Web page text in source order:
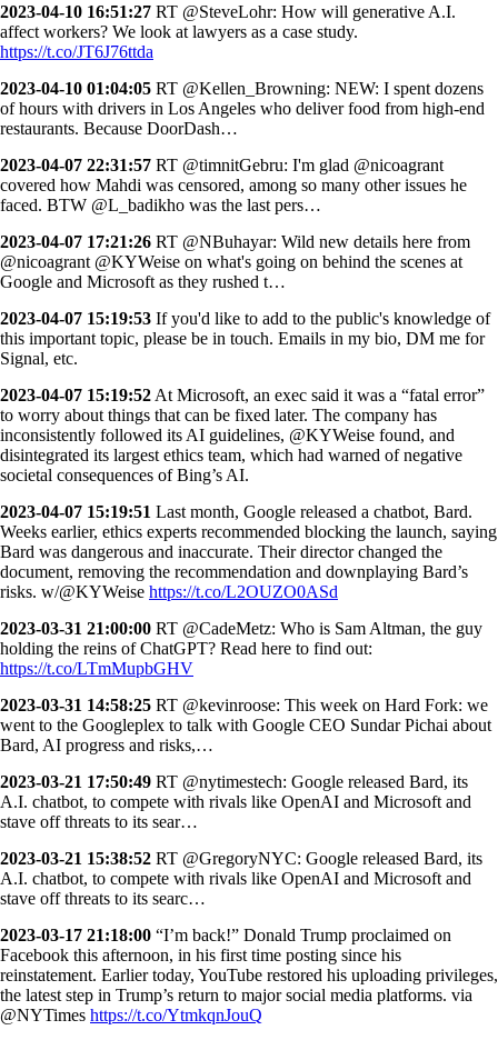
2023-04-10 16:51:27 RT @SteveLohr: How will generative A.I.
affect workers? We look at lawyers as a case study.
https://t.co/JT6J76ttda
2023-04-10 01:04:05 RT @Kellen_Browning: NEW: I spent dozens
of hours with drivers in Los Angeles who deliver food from high-end
restaurants. Because DoorDash…
2023-04-07 22:31:57 RT @timnitGebru: I'm glad @nicoagrant
covered how Mahdi was censored, among so many other issues he
faced. BTW @L_badikho was the last pers…
2023-04-07 17:21:26 RT @NBuhayar: Wild new details here from
@nicoagrant @KYWeise on what's going on behind the scenes at
Google and Microsoft as they rushed t…
2023-04-07 15:19:53 If you'd like to add to the public's knowledge of
this important topic, please be in touch. Emails in my bio, DM me for
Signal, etc.
2023-04-07 15:19:52 At Microsoft, an exec said it was a “fatal error”
to worry about things that can be fixed later. The company has
inconsistently followed its AI guidelines, @KYWeise found, and
disintegrated its largest ethics team, which had warned of negative
societal consequences of Bing’s AI.
2023-04-07 15:19:51 Last month, Google released a chatbot, Bard.
Weeks earlier, ethics experts recommended blocking the launch, saying
Bard was dangerous and inaccurate. Their director changed the
document, removing the recommendation and downplaying Bard’s
risks. w/@KYWeise https://t.co/L2OUZO0ASd
2023-03-31 21:00:00 RT @CadeMetz: Who is Sam Altman, the guy
holding the reins of ChatGPT? Read here to find out:
https://t.co/LTmMupbGHV
2023-03-31 14:58:25 RT @kevinroose: This week on Hard Fork: we
went to the Googleplex to talk with Google CEO Sundar Pichai about
Bard, AI progress and risks,…
2023-03-21 17:50:49 RT @nytimestech: Google released Bard, its
A.I. chatbot, to compete with rivals like OpenAI and Microsoft and
stave off threats to its sear…
2023-03-21 15:38:52 RT @GregoryNYC: Google released Bard, its
A.I. chatbot, to compete with rivals like OpenAI and Microsoft and
stave off threats to its searc…
2023-03-17 21:18:00 “I’m back!” Donald Trump proclaimed on
Facebook this afternoon, in his first time posting since his
reinstatement. Earlier today, YouTube restored his uploading privileges,
the latest step in Trump’s return to major social media platforms. via
@NYTimes https://t.co/YtmkqnJouQ